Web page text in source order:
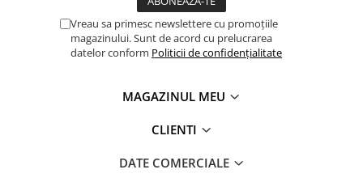
Accesorii
Frigidere portabile
Vreau sa primesc newslettere cu promoțiile
magazinului. Sunt de acord cu prelucrarea
datelor conform Politicii de confidențialitate
MAGAZINUL MEU
CLIENTI
DATE COMERCIALE